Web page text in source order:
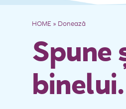
HOME » Donează
Spune
binelui.